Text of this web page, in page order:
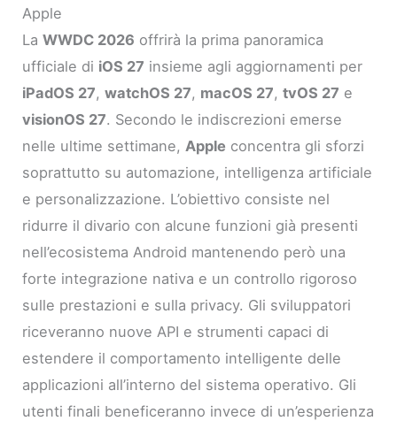
Apple
LaWWDC 2026 offrirà la prima panoramica
ufficiale di iOS 27 insieme agli aggiornamenti per
iPadOS 27,watchOS 27, macOS 27,tvOS 27 e
visionOS 27. Secondo le indiscrezioni emerse
nelle ultime settimane, Apple concentra gli sforzi
soprattutto su automazione, intelligenza artificiale
e personalizzazione. L’obiettivo consiste nel
ridurre il divario con alcune funzioni già presenti
nell’ecosistema Android mantenendo però una
forte integrazione nativa e un controllo rigoroso
sulle prestazioni e sulla privacy. Gli sviluppatori
riceveranno nuove API e strumenti capaci di
estendere il comportamento intelligente delle
applicazioni all’interno del sistema operativo. Gli
utenti finali beneficeranno invece di un’esperienza